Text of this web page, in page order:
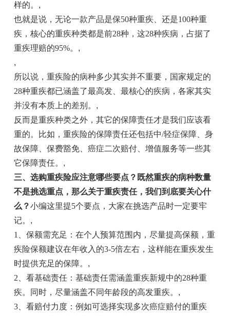
样的。 ,
也就是说，无论一款产品是保50种重疾、还是100种重
疾，核心的重疾种类都是前28种，这28种疾病，占据了
重疾理赔的95%。 ,
,
所以说，重疾险的病种多少其实并不重要，国家规定的
28种重疾都已涵盖了最高发、最核心的疾病，各家其实
并没有本质上的差别。 ,
反而是重疾种类之外，其它的保障责任才是我们应该看
重的。比如，重疾险的保障责任还包括中/轻症保障、身
故保障、保费豁免、癌症二次赔付、增值服务等一些其
它保障责任。 ,
三、 选购重疾险应注意哪些要点？ 既然重疾的病种数量
不是挑选重点，那么关于重疾责任，我们到底要关心什
么？小编这里提5个要点，大家在挑选产品时一定要牢
记。 ,
1、保额需充足：在个人预算范围内，尽量提高保额，重
疾险保额建议在年收入的3-5倍左右，这样能在重疾发生
时提供充足的保障。 ,
2、看基础责任：基础责任需涵盖重疾新规中的28种重
疾。同时，尽量涵盖不同年龄段的高发重疾。 ,
3、看赔付力度：例如可选择实现多次癌症赔付的重疾